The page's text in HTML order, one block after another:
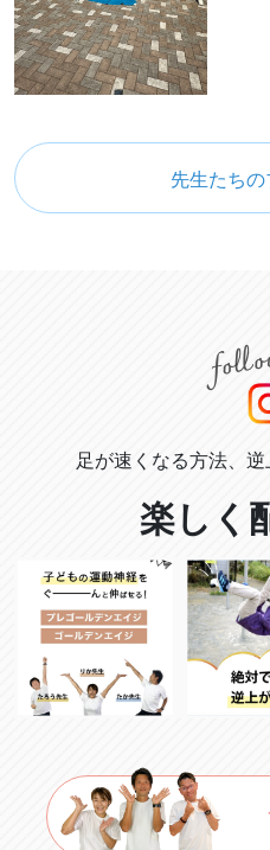
先生たち
足が速くなる方法、
楽しく